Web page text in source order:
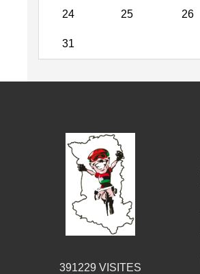
24 25 26
31
391229 VISITES